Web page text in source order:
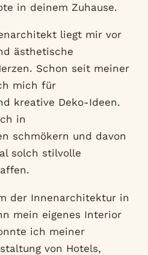
in deinem Zuhause.
liegt mir vor
ästhetische
Schon seit meiner
mich für
kreative Deko-Ideen.
in
schmökern und davon
solch stilvolle
der Innenarchitektur in
mein eigenes Interior
ich meiner
von Hotels,